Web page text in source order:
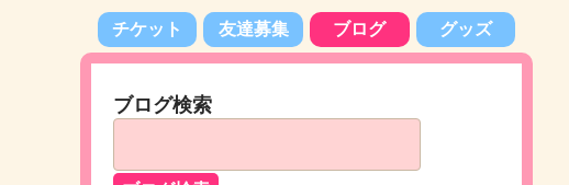
チケット 友達募集 ブログ グッズ
ブログ検索